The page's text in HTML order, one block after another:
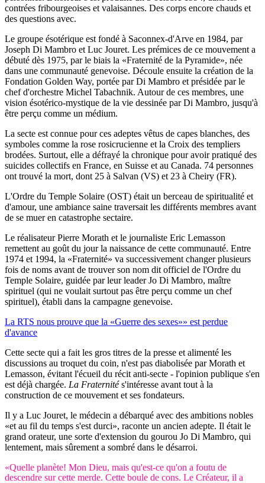
contrées fribourgeoises et valaisannes. Des corps encore chauds et
des questions avec.
Le groupe ésotérique est fondé à Saconnex-d'Arve en 1984, par
Joseph Di Mambro et Luc Jouret. Les prémices de ce mouvement a
débuté dès 1975, par le biais la «Fraternité de la Pyramide», née
dans une communauté genevoise. Découle ensuite la création de la
Fondation Golden Way, portée par Di Mambro et présidée par le
chef d'orchestre Michel Tabachnik. Autour de ces membres, une
vision ésotérico-mystique de la vie dessinée par Di Mambro, jusqu'à
être perçu comme un médium.
La secte est connue pour ces adeptes vêtus de capes blanches, des
symboles comme la rose rosicrucienne et la Croix des templiers
brodées. Surtout, elle a défrayé la chronique pour avoir pratiqué des
suicides collectifs en France, en Suisse et au Canada. 74 personnes
ont trouvé la mort, dont 25 à Salvan (VS) et 23 à Cheiry (FR).
L'Ordre du Temple Solaire (OST) était un berceau de spiritualité et
d'amour, une ambiance saine traversait les différents membres avant
de se muer en catastrophe sectaire.
Le réalisateur Pierre Morath et le journaliste Eric Lemasson
remettent au goût du jour la naissance de cette communauté. Entre
1974 et 1994, la «Fraternité» va successivement changer plusieurs
fois de noms avant de trouver son nom dit officiel de l'Ordre du
Temple Solaire, guidée par leur leader Jo Di Mambro, maître
spirituel (qui ne voulait surtout pas être perçu comme un chef
spirituel), établi dans la campagne genevoise.
La RTS nous prouve que la «Guerre des sexes»» est perdue
d'avance
Cette secte qui a fait les gros titres de la presse et alimenté les
discussions au troquet du coin, n'est pas diabolisée par Morath et
Lemasson, évitant l'écueil du récit anti-secte - l'opinion publique s'en
est déjà chargée. La Fraternités'intéresse avant tout à la
construction de ce mouvement et ses fondateurs.
Il y a Luc Jouret, le médecin a débarqué avec des ambitions nobles
«et au fil du temps s'est durci», raconte un ancien adepte. Il était le
grand orateur, une sorte d'extension du gourou Jo Di Mambro, qui
lentement, mais sûrement a sombré dans le désarroi.
«Quelle planète! Mon Dieu, mais qu'est-ce qu'on a foutu de
descendre sur cette merde. Cette boule de cons. Le Créateur, il a